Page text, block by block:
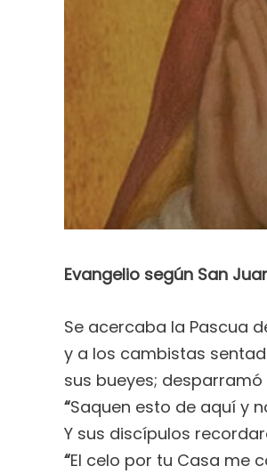
Evangelio según San
Se acercaba la Pascua
y a los cambistas
sus bueyes;
“Saquen esto de aquí y
Y sus discípulos
“El celo por tu Casa me